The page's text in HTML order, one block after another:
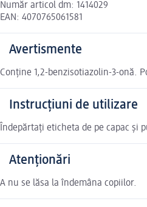
Număr articol dm: 1414029
EAN: 4070765061581
Avertismente
Conține 1,2-benzisotiazolin-3-onă.
Instrucțiuni de utilizare
Îndepărtați eticheta de pe capac
Atenționări
A nu se lăsa la îndemâna copiilor.